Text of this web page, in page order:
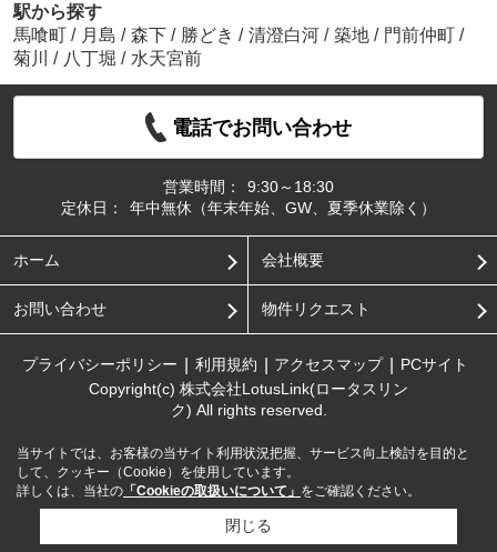
駅から探す
馬喰町 / 月島 / 森下 / 勝どき / 清澄白河 / 築地 / 門前仲町 /
菊川
/ 八丁堀 / 水天宮前
電話でお問い合わせ
営業時間：
9:30～18:30
定休日：
年中無休（年末年始、GW、夏季休業除く）
ホーム 会社概要
お問い合わせ 物件リクエスト
プライバシーポリシー 利用規約 アクセスマップ
PCサイト
Copyright(c) 株式会社LotusLink(ロータスリン
ク) All rights reserved.
当サイトでは、お客様の当サイト利用状況把握、サービス向上検討を目的と
して、クッキー（Cookie）を使用しています。
詳しくは、当社の 「Cookieの取扱いについて」 をご確認ください。
閉じる